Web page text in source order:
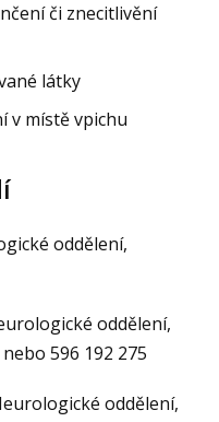
či znecitlivění
látky
v místě vpichu
oddělení,
oddělení,
596 192 275
oddělení,